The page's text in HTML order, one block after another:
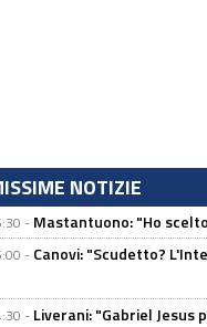
NOTIZIE
- Mastantuono: "Ho
- Canovi: "Scudetto?
- Liverani: "Gabriel Jesus